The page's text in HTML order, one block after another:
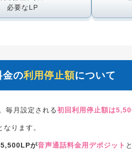
必要なLP
金の利用停止額について
毎月設定される初回利用停止額は
なります。
5,500LPが音声通話料金用デポジット